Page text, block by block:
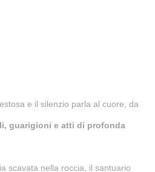
e il silenzio parla al cuore, da
guarigioni e atti di profonda
scavata nella roccia, il santuario